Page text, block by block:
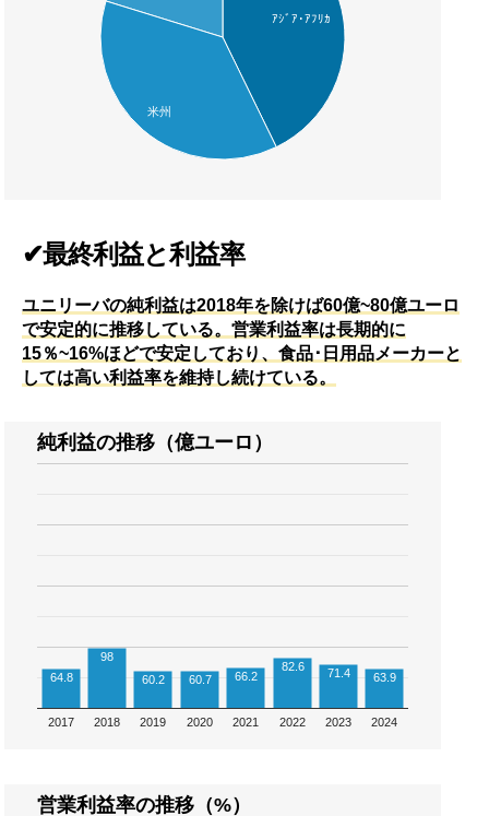
ｱｼﾞｱ･ｱﾌﾘｶ
米州
✔最終利益と利益率
ユニリーバの純利益は2018年を除けば60億~80億ユーロ
で安定的に推移している。営業利益率は長期的に
15％~16%ほどで安定しており、食品･日用品メーカーと
しては高い利益率を維持し続けている。
純利益の推移（億ユーロ）
2017 2018 2019 2020 2021 2022 2023 2024
64.8
98
60.2
60.7 66.2
82.6 71.4 63.9
営業利益率の推移（%）